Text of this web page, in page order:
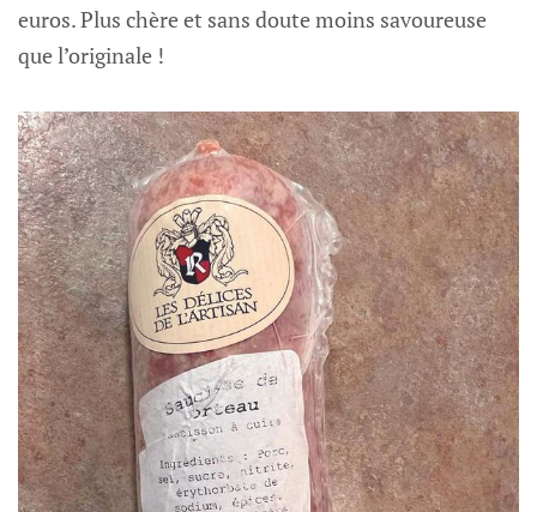
euros. Plus chère et sans doute moins savoureuse
que l’originale !